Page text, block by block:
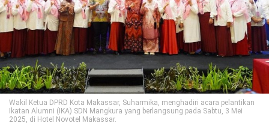
Wakil Ketua DPRD Kota Makassar, Suharmika, menghadiri acara pelantikan
Ikatan Alumni (IKA) SDN Mangkura yang berlangsung pada Sabtu, 3 Mei
2025, di Hotel Novotel Makassar.